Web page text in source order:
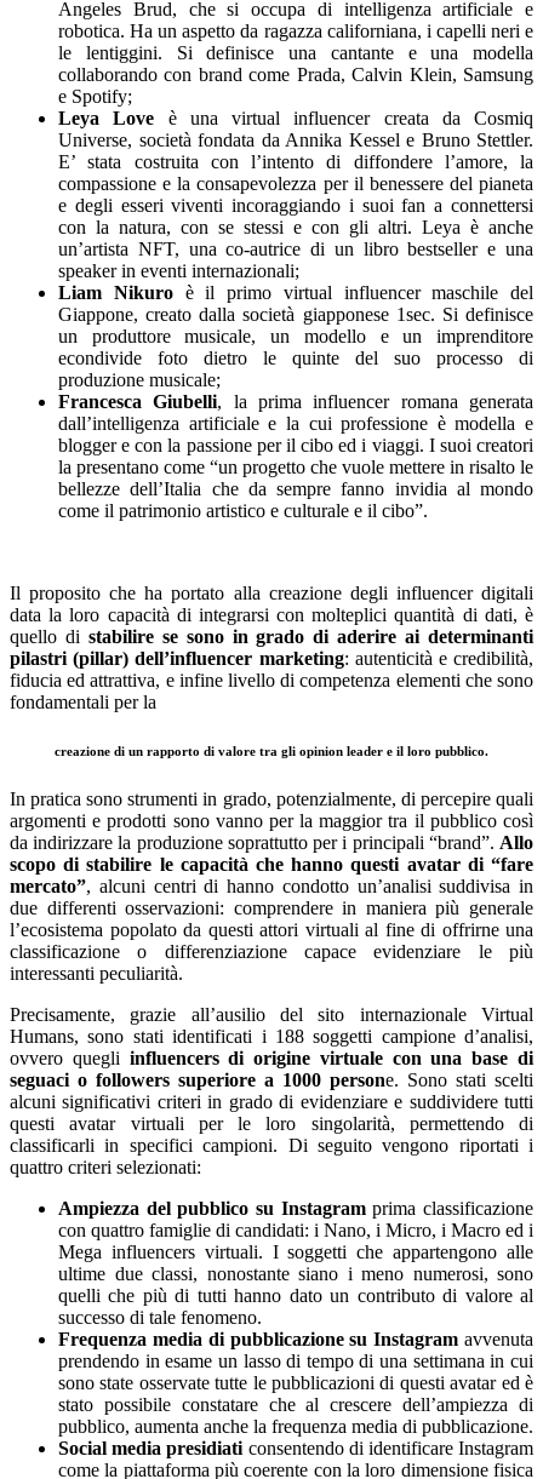
Angeles Brud, che si occupa di intelligenza artificiale e
robotica. Ha un aspetto da ragazza californiana, i capelli neri e
le lentiggini. Si definisce una cantante e una modella
collaborando con brand come Prada, Calvin Klein, Samsung
e Spotify;
Leya Love è una virtual influencer creata da Cosmiq
Universe, società fondata da Annika Kessel e Bruno Stettler.
E’ stata costruita con l’intento di diffondere l’amore, la
compassione e la consapevolezza per il benessere del pianeta
e degli esseri viventi incoraggiando i suoi fan a connettersi
con la natura, con se stessi e con gli altri. Leya è anche
un’artista NFT, una co-autrice di un libro bestseller e una
speaker in eventi internazionali;
Liam Nikuroè il primo virtual influencer maschile del
Giappone, creato dalla società giapponese 1sec. Si definisce
un produttore musicale, un modello e un imprenditore
econdivide foto dietro le quinte del suo processo di
produzione musicale;
Francesca Giubelli, la prima influencer romana generata
dall’intelligenza artificiale e la cui professione è modella e
blogger e con la passione per il cibo ed i viaggi. I suoi creatori
la presentano come “un progetto che vuole mettere in risalto le
bellezze dell’Italia che da sempre fanno invidia al mondo
come il patrimonio artistico e culturale e il cibo”.
Il proposito che ha portato alla creazione degli influencer digitali
data la loro capacità di integrarsi con molteplici quantità di dati, è
quello di stabilire se sono in grado di aderire ai determinanti
pilastri (pillar) dell’influencer marketing: autenticità e credibilità,
fiducia ed attrattiva, e infine livello di competenza elementi che sono
fondamentali per la
creazione di un rapporto di valore tra gli opinion leader e il loro pubblico.
In pratica sono strumenti in grado, potenzialmente, di percepire quali
argomenti e prodotti sono vanno per la maggior tra il pubblico così
da indirizzare la produzione soprattutto per i principali “brand”. Allo
scopo di stabilire le capacità che hanno questi avatar di “fare
mercato”, alcuni centri di hanno condotto un’analisi suddivisa in
due differenti osservazioni: comprendere in maniera più generale
l’ecosistema popolato da questi attori virtuali al fine di offrirne una
classificazione o differenziazione capace evidenziare le più
interessanti peculiarità.
Precisamente, grazie all’ausilio del sito internazionale Virtual
Humans, sono stati identificati i 188 soggetti campione d’analisi,
ovvero quegli influencers di origine virtuale con una base di
seguaci o followers superiore a 1000 persone. Sono stati scelti
alcuni significativi criteri in grado di evidenziare e suddividere tutti
questi avatar virtuali per le loro singolarità, permettendo di
classificarli in specifici campioni. Di seguito vengono riportati i
quattro criteri selezionati:
Ampiezza del pubblico su Instagramprima classificazione
con quattro famiglie di candidati: i Nano, i Micro, i Macro ed i
Mega influencers virtuali. I soggetti che appartengono alle
ultime due classi, nonostante siano i meno numerosi, sono
quelli che più di tutti hanno dato un contributo di valore al
successo di tale fenomeno.
Frequenza media di pubblicazione su Instagram avvenuta
prendendo in esame un lasso di tempo di una settimana in cui
sono state osservate tutte le pubblicazioni di questi avatar ed è
stato possibile constatare che al crescere dell’ampiezza di
pubblico, aumenta anche la frequenza media di pubblicazione.
Social media presidiati consentendo di identificare Instagram
come la piattaforma più coerente con la loro dimensione fisica